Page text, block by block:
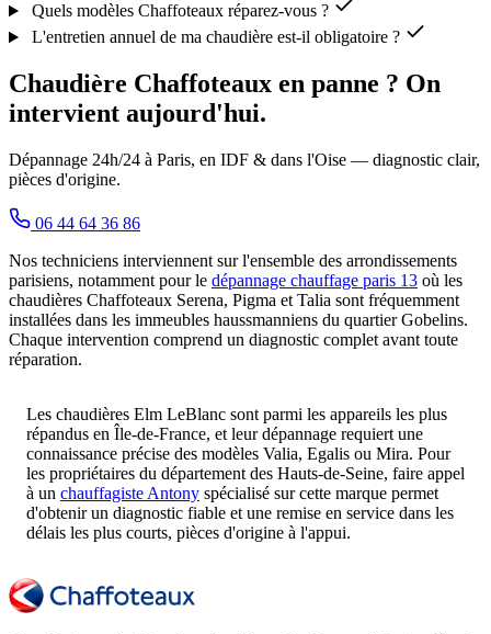
Quels modèles Chaffoteaux réparez-vous ?
L'entretien annuel de ma chaudière est-il obligatoire ?
Chaudière Chaffoteaux en panne ? On
intervient aujourd'hui.
Dépannage 24h/24 à Paris, en IDF & dans l'Oise — diagnostic clair,
pièces d'origine.
06 44 64 36 86
Nos techniciens interviennent sur l'ensemble des arrondissements
parisiens, notamment pour le dépannage chauffage paris 13 où les
chaudières Chaffoteaux Serena, Pigma et Talia sont fréquemment
installées dans les immeubles haussmanniens du quartier Gobelins.
Chaque intervention comprend un diagnostic complet avant toute
réparation.
Les chaudières Elm LeBlanc sont parmi les appareils les plus
répandus en Île-de-France, et leur dépannage requiert une
connaissance précise des modèles Valia, Egalis ou Mira. Pour
les propriétaires du département des Hauts-de-Seine, faire appel
à un chauffagiste Antony spécialisé sur cette marque permet
d'obtenir un diagnostic fiable et une remise en service dans les
délais les plus courts, pièces d'origine à l'appui.